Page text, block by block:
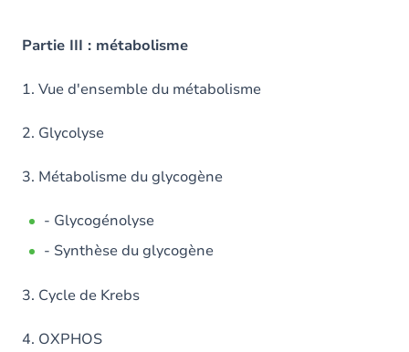
Partie III : métabolisme
1. Vue d'ensemble du métabolisme
2. Glycolyse
3. Métabolisme du glycogène
- Glycogénolyse
- Synthèse du glycogène
3. Cycle de Krebs
4. OXPHOS